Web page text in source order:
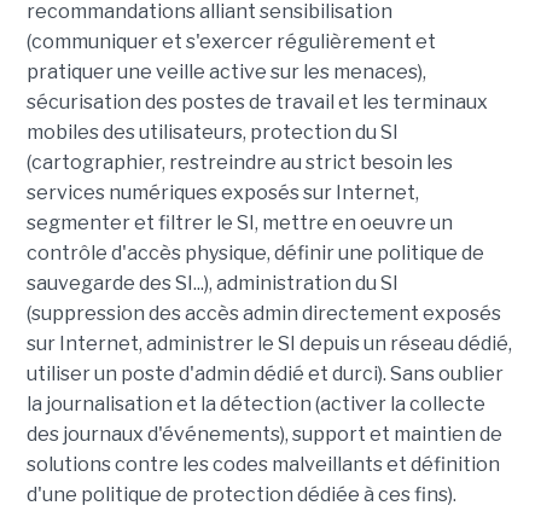
recommandations alliant sensibilisation
(communiquer et s'exercer régulièrement et
pratiquer une veille active sur les menaces),
sécurisation des postes de travail et les terminaux
mobiles des utilisateurs, protection du SI
(cartographier, restreindre au strict besoin les
services numériques exposés sur Internet,
segmenter et filtrer le SI, mettre en oeuvre un
contrôle d'accès physique, définir une politique de
sauvegarde des SI...), administration du SI
(suppression des accès admin directement exposés
sur Internet, administrer le SI depuis un réseau dédié,
utiliser un poste d'admin dédié et durci). Sans oublier
la journalisation et la détection (activer la collecte
des journaux d'événements), support et maintien de
solutions contre les codes malveillants et définition
d'une politique de protection dédiée à ces fins).